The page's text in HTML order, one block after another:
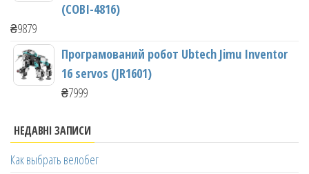
(COBI-4816)
₴9879
Програмований робот Ubtech Jimu Inventor
16 servos (JR1601)
₴7999
НЕДАВНІ ЗАПИСИ
Как выбрать велобег